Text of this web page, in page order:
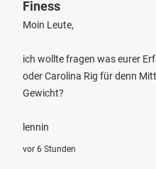
Finess
Moin Leute,
ich wollte fragen was eurer
oder Carolina Rig für denn
Gewicht?
lennin
vor 6 Stunden